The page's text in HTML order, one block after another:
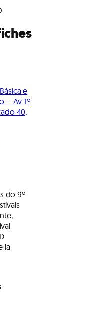
e
– Av. 1º
40,
do 9º
la